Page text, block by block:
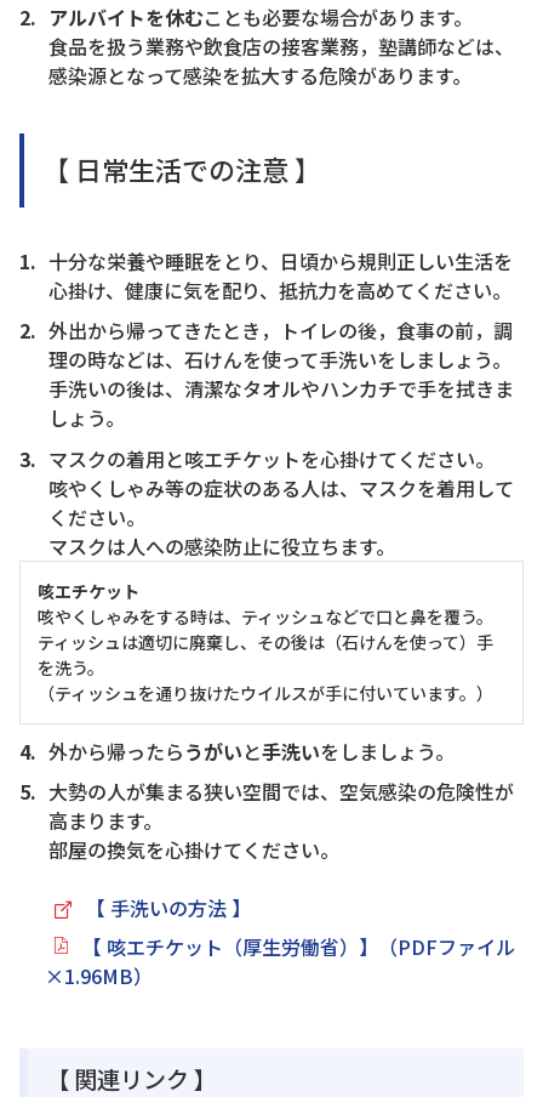
アルバイトを休むことも必要な場合があります。
食品を扱う業務や飲食店の接客業務，塾講師などは、
感染源となって感染を拡大する危険があります。
【 日常生活での注意 】
十分な栄養や睡眠をとり、日頃から規則正しい生活を
心掛け、健康に気を配り、抵抗力を高めてください。
外出から帰ってきたとき，トイレの後，食事の前，調
理の時などは、石けんを使って手洗いをしましょう。
手洗いの後は、清潔なタオルやハンカチで手を拭きま
しょう。
マスクの着用と咳エチケットを心掛けてください。
咳やくしゃみ等の症状のある人は、マスクを着用して
ください。
マスクは人への感染防止に役立ちます。
咳エチケット
咳やくしゃみをする時は、ティッシュなどで口と鼻を覆う。
ティッシュは適切に廃棄し、その後は（石けんを使って）手
を洗う。
（ティッシュを通り抜けたウイルスが手に付いています。）
外から帰ったらうがいと手洗いをしましょう。
大勢の人が集まる狭い空間では、空気感染の危険性が
高まります。
部屋の換気を心掛けてください。
【 手洗いの方法 】
【 咳エチケット（厚生労働省）】（PDFファイル
×1.96MB）
【 関連リンク 】